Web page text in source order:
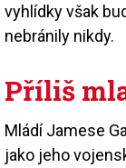
vyhlídky však
nebránily nikdy.
Příliš
Mládí Jamese
jako jeho